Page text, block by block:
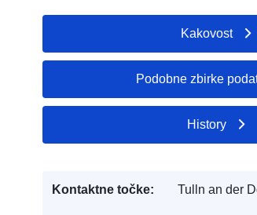
Kakovost
Podobne zbirke
History
Kontaktne točke: Tulln an der